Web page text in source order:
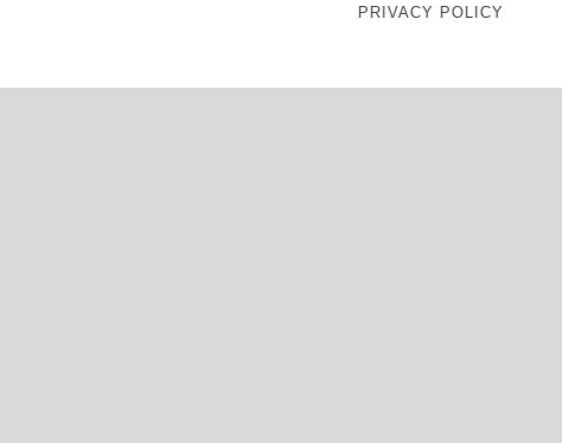
PRIVACY POLICY